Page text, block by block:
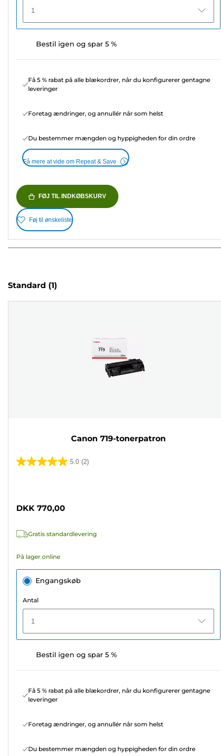
1
Bestil igen og spar 5 %
Få 5 % rabat på alle blækordrer, når du konfigurerer gentagne
leveringer
Foretag ændringer, og annullér når som helst
Du bestemmer mængden og hyppigheden for din ordre
Få mere at vide om Repeat & Save
FØJ TIL INDKØBSKURV
Føj til ønskeliste
Standard (1)
Canon 719-tonerpatron
5.0 (2)
5.0
stjerner.
anmeldelser
DKK 770,00
Gratis standardlevering
På lager online
Engangskøb
Antal
1
Bestil igen og spar 5 %
Få 5 % rabat på alle blækordrer, når du konfigurerer gentagne
leveringer
Foretag ændringer, og annullér når som helst
Du bestemmer mængden og hyppigheden for din ordre